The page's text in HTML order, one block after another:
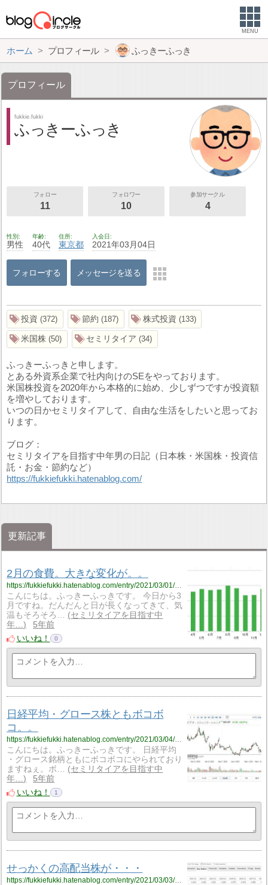
MENU
ホーム プロフィール ふっきーふっき
プロフィール
fukkie.fukki
ふっきーふっき
フォロー
11
フォロワー
10
参加サークル
4
性別
男性
年齢
40代
住所
東京都
入会日
2021年03月04日
フォローする メッセージを送る
投資 372 節約 187 株式投資 133
米国株 50 セミリタイア 34
ふっきーふっきと申します。
とある外資系企業で社内向けのSEをやっております。
米国株投資を2020年から本格的に始め、少しずつですが投資額
を増やしております。
いつの日かセミリタイアして、自由な生活をしたいと思ってお
ります。
ブログ：
セミリタイアを目指す中年男の日記（日本株・米国株・投資信
託・お金・節約など）
https://fukkiefukki.hatenablog.com/
更新記事
2月の食費。大きな変化が。。
https://fukkiefukki.hatenablog.com/entry/2021/03/01/225715
こんにちは。ふっきーふっきです。 今日から3
月ですね。だんだんと日が長くなってきて、気
温もそろそろ…
セミリタイアを目指す中
年…
5年前
いいね！
0
日経平均・グロース株ともボコボ
コ。。
https://fukkiefukki.hatenablog.com/entry/2021/03/04/214025
こんにちは。ふっきーふっきです。 日経平均
・グロース銘柄ともにボコボコにやられており
ますねぇ。ボ…
セミリタイアを目指す中
年…
5年前
いいね！
1
せっかくの高配当株が・・・
https://fukkiefukki.hatenablog.com/entry/2021/03/03/211331